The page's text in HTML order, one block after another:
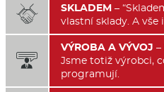
 SKLADEM –
vlastní sklady. A vše

VÝROBA A VÝVOJ
Jsme totiž výrobci,
programují.